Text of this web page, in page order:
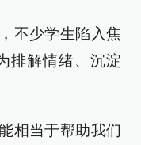
不少学生陷入焦
排解情绪、沉淀
相当于帮助我们